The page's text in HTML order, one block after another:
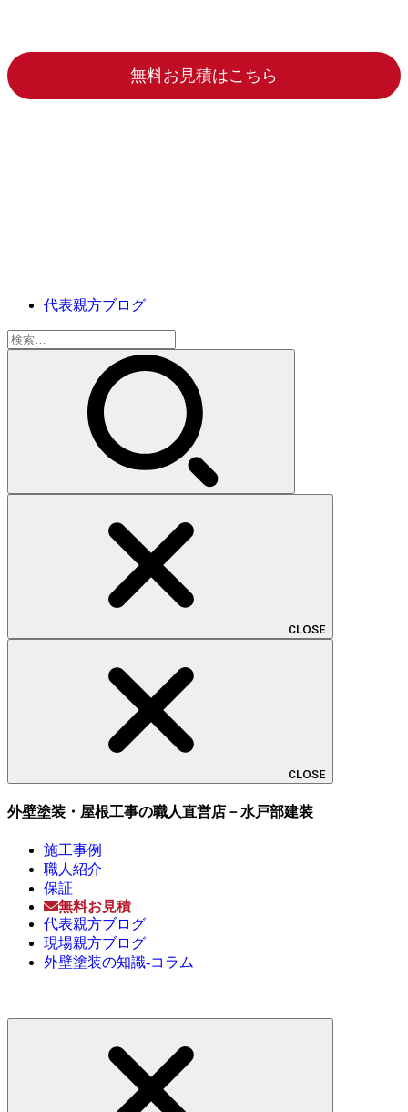
無料お見積はこちら
代表親方ブログ
検
索:
CLOSE
CLOSE
外壁塗装・屋根工事の職人直営店－水戸部建装
施工事例
職人紹介
保証
無料お見積
代表親方ブログ
現場親方ブログ
外壁塗装の知識-コラム